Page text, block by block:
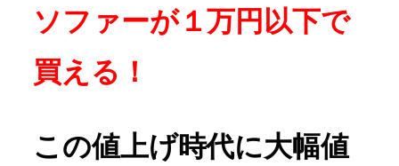
ソファーが１万円以下で
買える！
この値上げ時代に大幅値